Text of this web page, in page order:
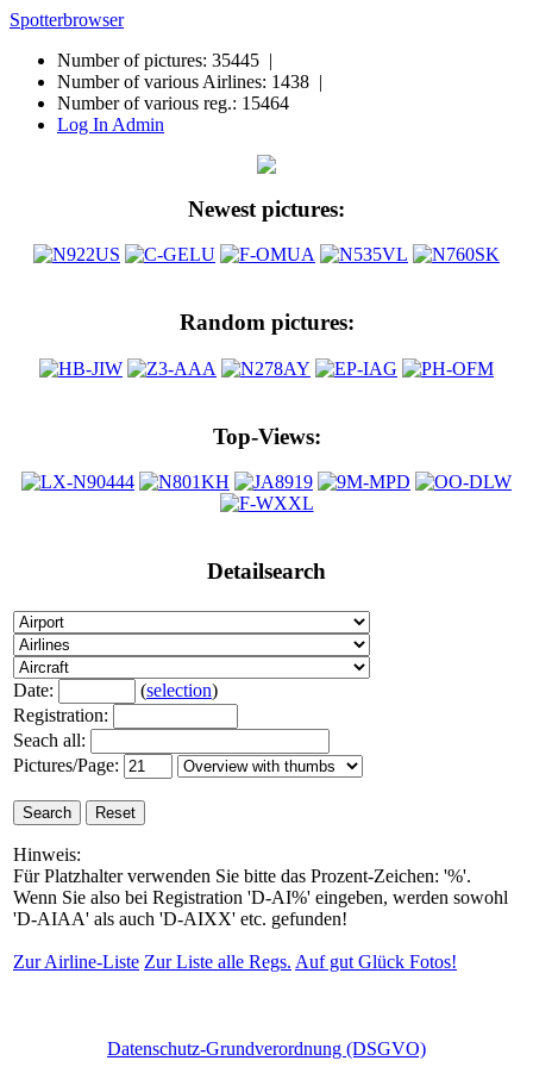
Spotterbrowser
Number of pictures: 35445 |
Number of various Airlines: 1438 |
Number of various reg.: 15464
Log In Admin
Newest pictures:
Random pictures:
Top-Views:
Detailsearch
Date: (selection)
Registration:
Seach all:
Pictures/Page:
Hinweis:
Für Platzhalter verwenden Sie bitte das Prozent-Zeichen: '%'.
Wenn Sie also bei Registration 'D-AI%' eingeben, werden sowohl
'D-AIAA' als auch 'D-AIXX' etc. gefunden!
Zur Airline-Liste Zur Liste alle Regs. Auf gut Glück Fotos!
Datenschutz-Grundverordnung (DSGVO)